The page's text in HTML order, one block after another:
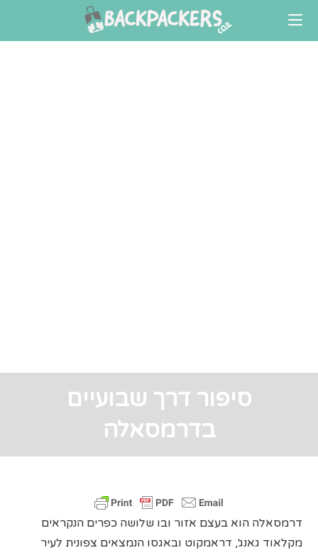
content
סיפור דרך שבועיים
בדרמסאלה
דרמסאלה הוא בעצם אזור ובו שלושה כפרים הנקראים
מקלאוד גאנג', דראמקוט ובאגסו הנמצאים צפונית לעיר